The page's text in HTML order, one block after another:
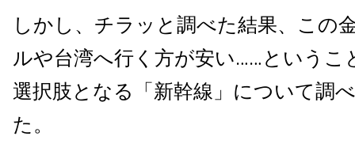
しかし、チラッと調べた結果、この
ルや台湾へ行く方が安い……というこ
選択肢となる「新幹線」について調
た。